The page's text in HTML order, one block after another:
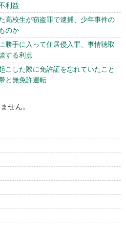
利益
高校生が窃盗罪で逮捕、少年事件の
のか
勝手に入って住居侵入罪、事情聴取
する利点
こした際に免許証を忘れていたこと
と無免許運転
せん。